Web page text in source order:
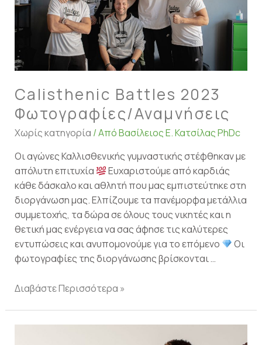
Calisthenic Battles 2023
Φωτογραφίες/Αναμνήσεις
Χωρίς κατηγορία / ΑπόΒασίλειος Ε. Κατσίλας PhDc
Οι αγώνες Καλλισθενικής γυμναστικής στέφθηκαν με
απόλυτη επιτυχία
Ευχαριστούμε από καρδιάς
κάθε δάσκαλο και αθλητή που μας εμπιστεύτηκε στη
διοργάνωση μας. Ελπίζουμε τα πανέμορφα μετάλλια
συμμετοχής, τα δώρα σε όλους τους νικητές και η
θετική μας ενέργεια να σας άφησε τις καλύτερες
εντυπώσεις και ανυπομονούμε για το επόμενο
Οι
φωτογραφίες της διοργάνωσης βρίσκονται …
Διαβάστε Περισσότερα »